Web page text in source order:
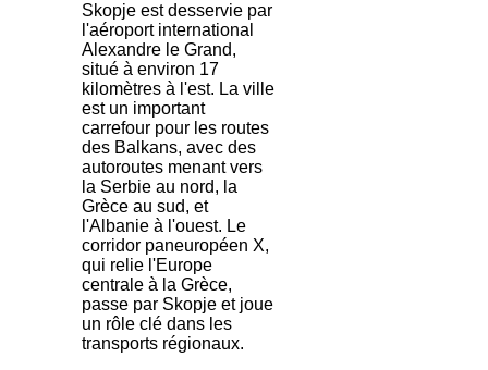
Skopje est desservie par
l'aéroport international
Alexandre le Grand,
situé à environ 17
kilomètres à l'est. La ville
est un important
carrefour pour les routes
des Balkans, avec des
autoroutes menant vers
la Serbie au nord, la
Grèce au sud, et
l'Albanie à l'ouest. Le
corridor paneuropéen X,
qui relie l'Europe
centrale à la Grèce,
passe par Skopje et joue
un rôle clé dans les
transports régionaux.